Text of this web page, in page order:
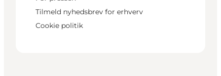
Tilmeld nyhedsbrev for erhverv
Cookie politik